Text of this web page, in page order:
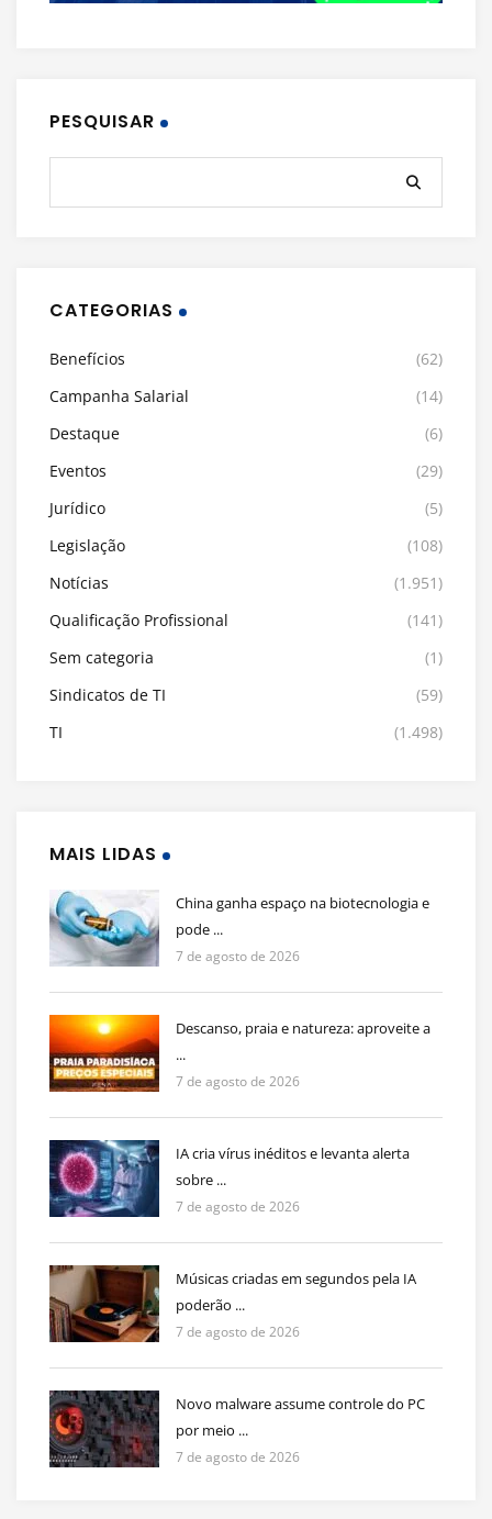
PESQUISAR
CATEGORIAS
Benefícios
(62)
Campanha Salarial
(14)
Destaque
(6)
Eventos
(29)
Jurídico
(5)
Legislação
(108)
Notícias
(1.951)
Qualificação Profissional
(141)
Sem categoria
(1)
Sindicatos de TI
(59)
TI
(1.498)
MAIS LIDAS
China ganha espaço na biotecnologia e
pode ...
7 de agosto de 2026
Descanso, praia e natureza: aproveite a
...
7 de agosto de 2026
IA cria vírus inéditos e levanta alerta
sobre ...
7 de agosto de 2026
Músicas criadas em segundos pela IA
poderão ...
7 de agosto de 2026
Novo malware assume controle do PC
por meio ...
7 de agosto de 2026